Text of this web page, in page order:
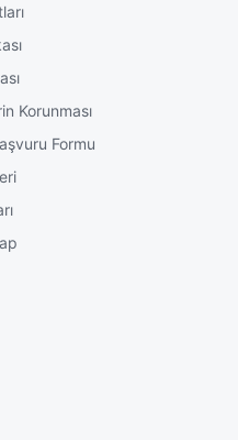
Korunması
Formu